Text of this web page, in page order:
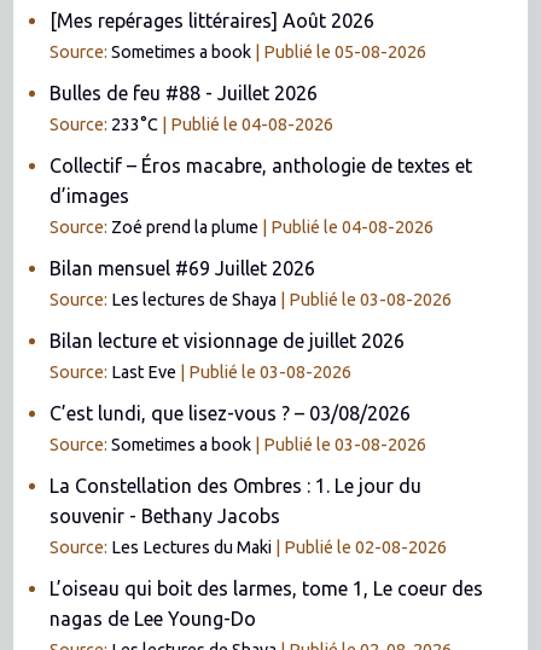
[Mes repérages littéraires] Août 2026
Source:Sometimes a book Publié le 05-08-2026
Bulles de feu #88 - Juillet 2026
Source: 233°C Publié le 04-08-2026
Collectif – Éros macabre, anthologie de textes et
d’images
Source: Zoé prend la plume Publié le 04-08-2026
Bilan mensuel #69 Juillet 2026
Source: Les lectures de Shaya Publié le 03-08-2026
Bilan lecture et visionnage de juillet 2026
Source: Last Eve Publié le 03-08-2026
C’est lundi, que lisez-vous ? – 03/08/2026
Source:Sometimes a book Publié le 03-08-2026
La Constellation des Ombres : 1. Le jour du
souvenir - Bethany Jacobs
Source: Les Lectures du Maki Publié le 02-08-2026
L’oiseau qui boit des larmes, tome 1, Le coeur des
nagas de Lee Young-Do